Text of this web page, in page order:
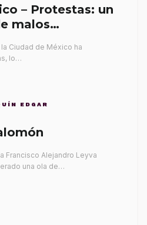
– Protestas: un
malos
Ciudad de México ha
lo…
EDGAR
Francisco Alejandro Leyva
una ola de…